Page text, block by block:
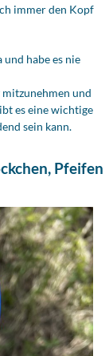
immer den Kopf
und habe es nie
mitzunehmen und
es eine wichtige
sein kann.
Pfeifen